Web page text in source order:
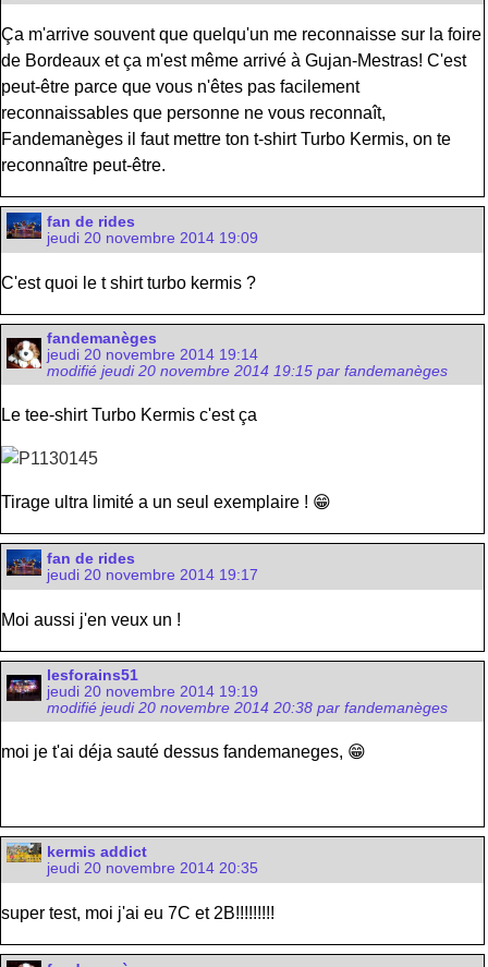
Ça m'arrive souvent que quelqu'un me reconnaisse sur la foire
de Bordeaux et ça m'est même arrivé à Gujan-Mestras! C'est
peut-être parce que vous n'êtes pas facilement
reconnaissables que personne ne vous reconnaît,
Fandemanèges il faut mettre ton t-shirt Turbo Kermis, on te
reconnaître peut-être.
fan de rides
jeudi 20 novembre 2014 19:09
C'est quoi le t shirt turbo kermis ?
fandemanèges
jeudi 20 novembre 2014 19:14
modifié jeudi 20 novembre 2014 19:15 par fandemanèges
Le tee-shirt Turbo Kermis c'est ça
Tirage ultra limité a un seul exemplaire ! 😁
fan de rides
jeudi 20 novembre 2014 19:17
Moi aussi j'en veux un !
lesforains51
jeudi 20 novembre 2014 19:19
modifié jeudi 20 novembre 2014 20:38 par fandemanèges
moi je t'ai déja sauté dessus fandemaneges, 😁
kermis addict
jeudi 20 novembre 2014 20:35
super test, moi j'ai eu 7C et 2B!!!!!!!!!